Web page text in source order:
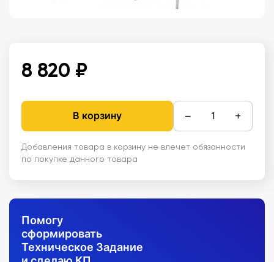
8 820 ₽
В корзину − +
Добавления товара в корзину не влечет обязанности
по покупке данного товара
Помогу
сформировать
Техническое Задание